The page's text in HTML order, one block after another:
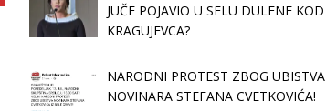
JUČE POJAVIO U SELU DULENE KOD
KRAGUJEVCA?
NARODNI PROTEST ZBOG UBISTVA
NOVINARA STEFANA CVETKOVIĆA!